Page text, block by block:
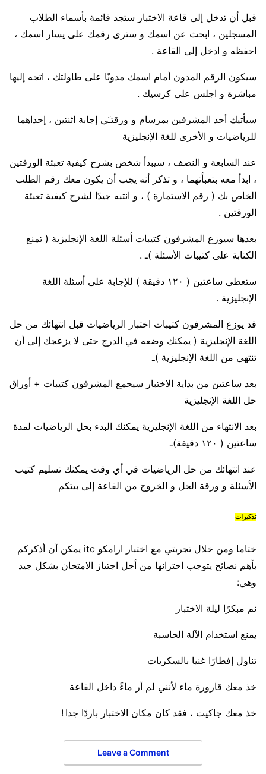
قبل أن تدخل إلى قاعة الاختبار ستجد قائمة بأسماء الطلاب
المسجلين ، ابحث عن اسمك و سترى رقمك على يسار اسمك ،
احفظه و ادخل إلى القاعة .
سيكون الرقم المدون أمام اسمك مدونًا على طاولتك ، اتجه إليها
مباشرة و اجلس على كرسيك .
سيأتيك أحد المشرفين بمرسام و ورقتـَي إجابة اثنتين ، إحداهما
للرياضيات و الأخرى للغة الإنجليزية
عند السابعة و النصف ، سيبدأ شخص بشرح كيفية تعبئة الورقتين
، ابدأ معه بتعبأتهما ، و تذكر أنه يجب أن يكون معك رقم الطلب
الخاص بك ( رقم الاستمارة ) ، و انتبه جيدًا لشرح كيفية تعبئة
الورقتين .
بعدها سيوزع المشرفون كتيبات أسئلة اللغة الإنجليزية ( تمنع
الكتابة على كتيبات الأسئلة )ـ .
ستعطى ساعتين ( ١٢٠ دقيقة ) للإجابة على أسئلة اللغة
الإنجليزية .
قد يوزع المشرفون كتيبات اختبار الرياضيات قبل انتهائك من حل
اللغة الإنجليزية ( يمكنك وضعه في الدرج حتى لا يزعجك إلى أن
تنتهي من اللغة الإنجليزية )ـ
بعد ساعتين من بداية الاختبار سيجمع المشرفون كتيبات + أوراق
حل اللغة الإنجليزية
بعد الانتهاء من اللغة الإنجليزية يمكنك البدء بحل الرياضيات لمدة
ساعتين ( ١٢٠ دقيقة)ـ
عند انتهائك من حل الرياضيات في أي وقت يمكنك تسليم كتيب
الأسئلة و ورقة الحل و الخروج من القاعة إلى بيتكم
تذكيرات
ختاما ومن خلال تجربتي مع اختبار ارامكو itc يمكن أن أذكركم
بأهم نصائح يتوجب احترانها من أجل اجتياز الامتحان بشكل جيد
وهي:
نم مبكرًا ليلة الاختبار
يمنع استخدام الآلة الحاسبة
تناول إفطارًا غنيا بالسكريات
خذ معك قارورة ماء لأنني لم أر ماءً داخل القاعة
خذ معك جاكيت ، فقد كان مكان الاختبار باردًا جدا !
Leave a Comment